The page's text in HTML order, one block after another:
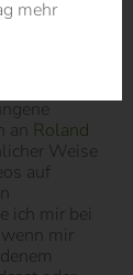
die Fahrt
Wenig-
nützlich
Roland
Weise
auf
ich mir bei
mir
mehr